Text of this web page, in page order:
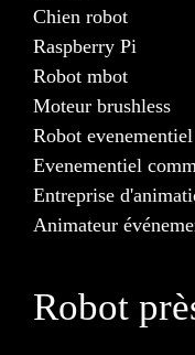
Chien robot
Raspberry Pi
Robot mbot
Moteur brushless
Robot evenementiel
Evenementiel
Entreprise
Animateur
Robot